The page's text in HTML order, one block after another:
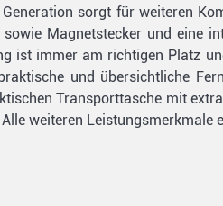
sorgt für weiteren
Magnetstecker und eine
ist immer am richtigen Platz
und übersichtliche
Transporttasche mit
weiteren Leistungsmerkmale